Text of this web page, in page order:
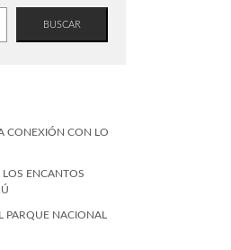
BUSCAR
CONEXIÓN CON LO
ENCANTOS
PARQUE NACIONAL